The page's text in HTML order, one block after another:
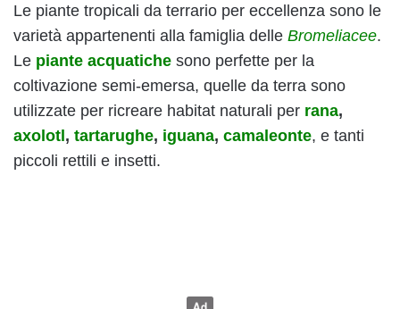
Le piante tropicali da terrario per eccellenza sono le
varietà appartenenti alla famiglia delle Bromeliacee.
Le piante acquatiche sono perfette per la
coltivazione semi-emersa, quelle da terra sono
utilizzate per ricreare habitat naturali per rana,
axolotl, tartarughe, iguana, camaleonte, e tanti
piccoli rettili e insetti.